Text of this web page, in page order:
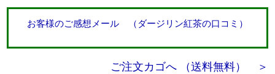
お客様のご感想メール （ダージリン紅茶の口コミ）
ご注文カゴへ （送料無料） ＞